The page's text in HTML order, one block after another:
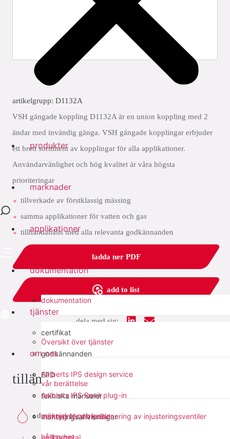
produkter
marknader
applikationer
dokumentation
dokumentation
certifikat
godkännanden
EPD
tekniska manualer
monteringsanvisningar
tjänster
Översikt över tjänster
Aalberts IPS design service
Aalberts IPS Revit plug-in
verktyg för dimensionering av injusteringsventiler
verktygsval
om oss
vår berättelse
människor och kultur
hållbarhet
artikelgrupp: D1132A
VSH gängade koppling D1132A är en union koppling med 2
ändar med invändig gänga. VSH gängade kopplingar erbjuder
ett brett sortiment av kopplingar för alla applikationer.
Användarvänlighet och hög kvalitet är våra högsta
prioriteringar
tillverkade av förstklassig mässing
samma applikationer för vatten och gas
tillhandahålls med alla relevanta godkännanden
ladda ner PDF
add to list
dela med sig:
tillämpningar
dricksvatten